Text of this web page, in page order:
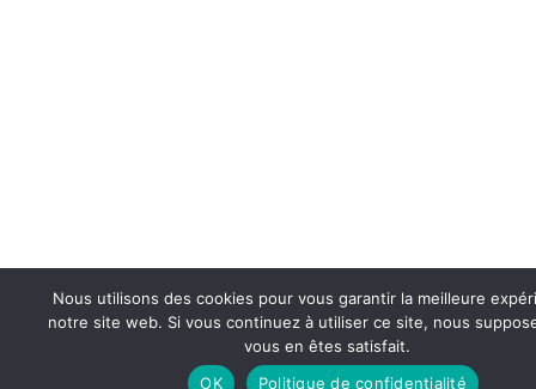
Nous utilisons des cookies pour vous garantir la meilleure
notre site web. Si vous continuez à utiliser ce site, nous
vous en êtes satisfait.
OK
Politique de confidentialité